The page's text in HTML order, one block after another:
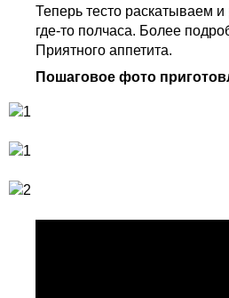
Теперь тесто раскатываем
где-то полчаса. Более
Приятного аппетита.
Пошаговое фото